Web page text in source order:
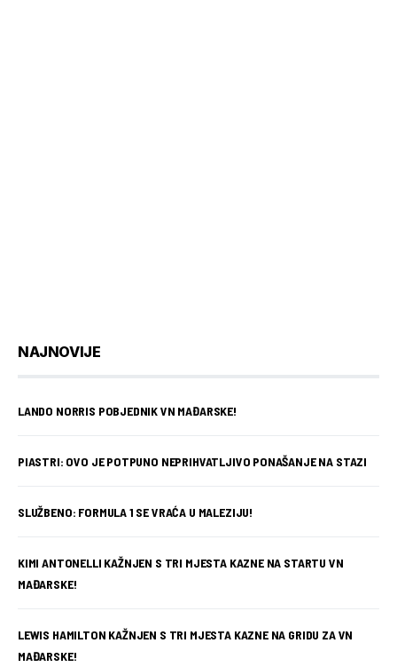
NAJNOVIJE
LANDO NORRIS POBJEDNIK VN MAĐARSKE!
PIASTRI: OVO JE POTPUNO NEPRIHVATLJIVO PONAŠANJE NA STAZI
SLUŽBENO: FORMULA 1 SE VRAĆA U MALEZIJU!
KIMI ANTONELLI KAŽNJEN S TRI MJESTA KAZNE NA STARTU VN
MAĐARSKE!
LEWIS HAMILTON KAŽNJEN S TRI MJESTA KAZNE NA GRIDU ZA VN
MAĐARSKE!